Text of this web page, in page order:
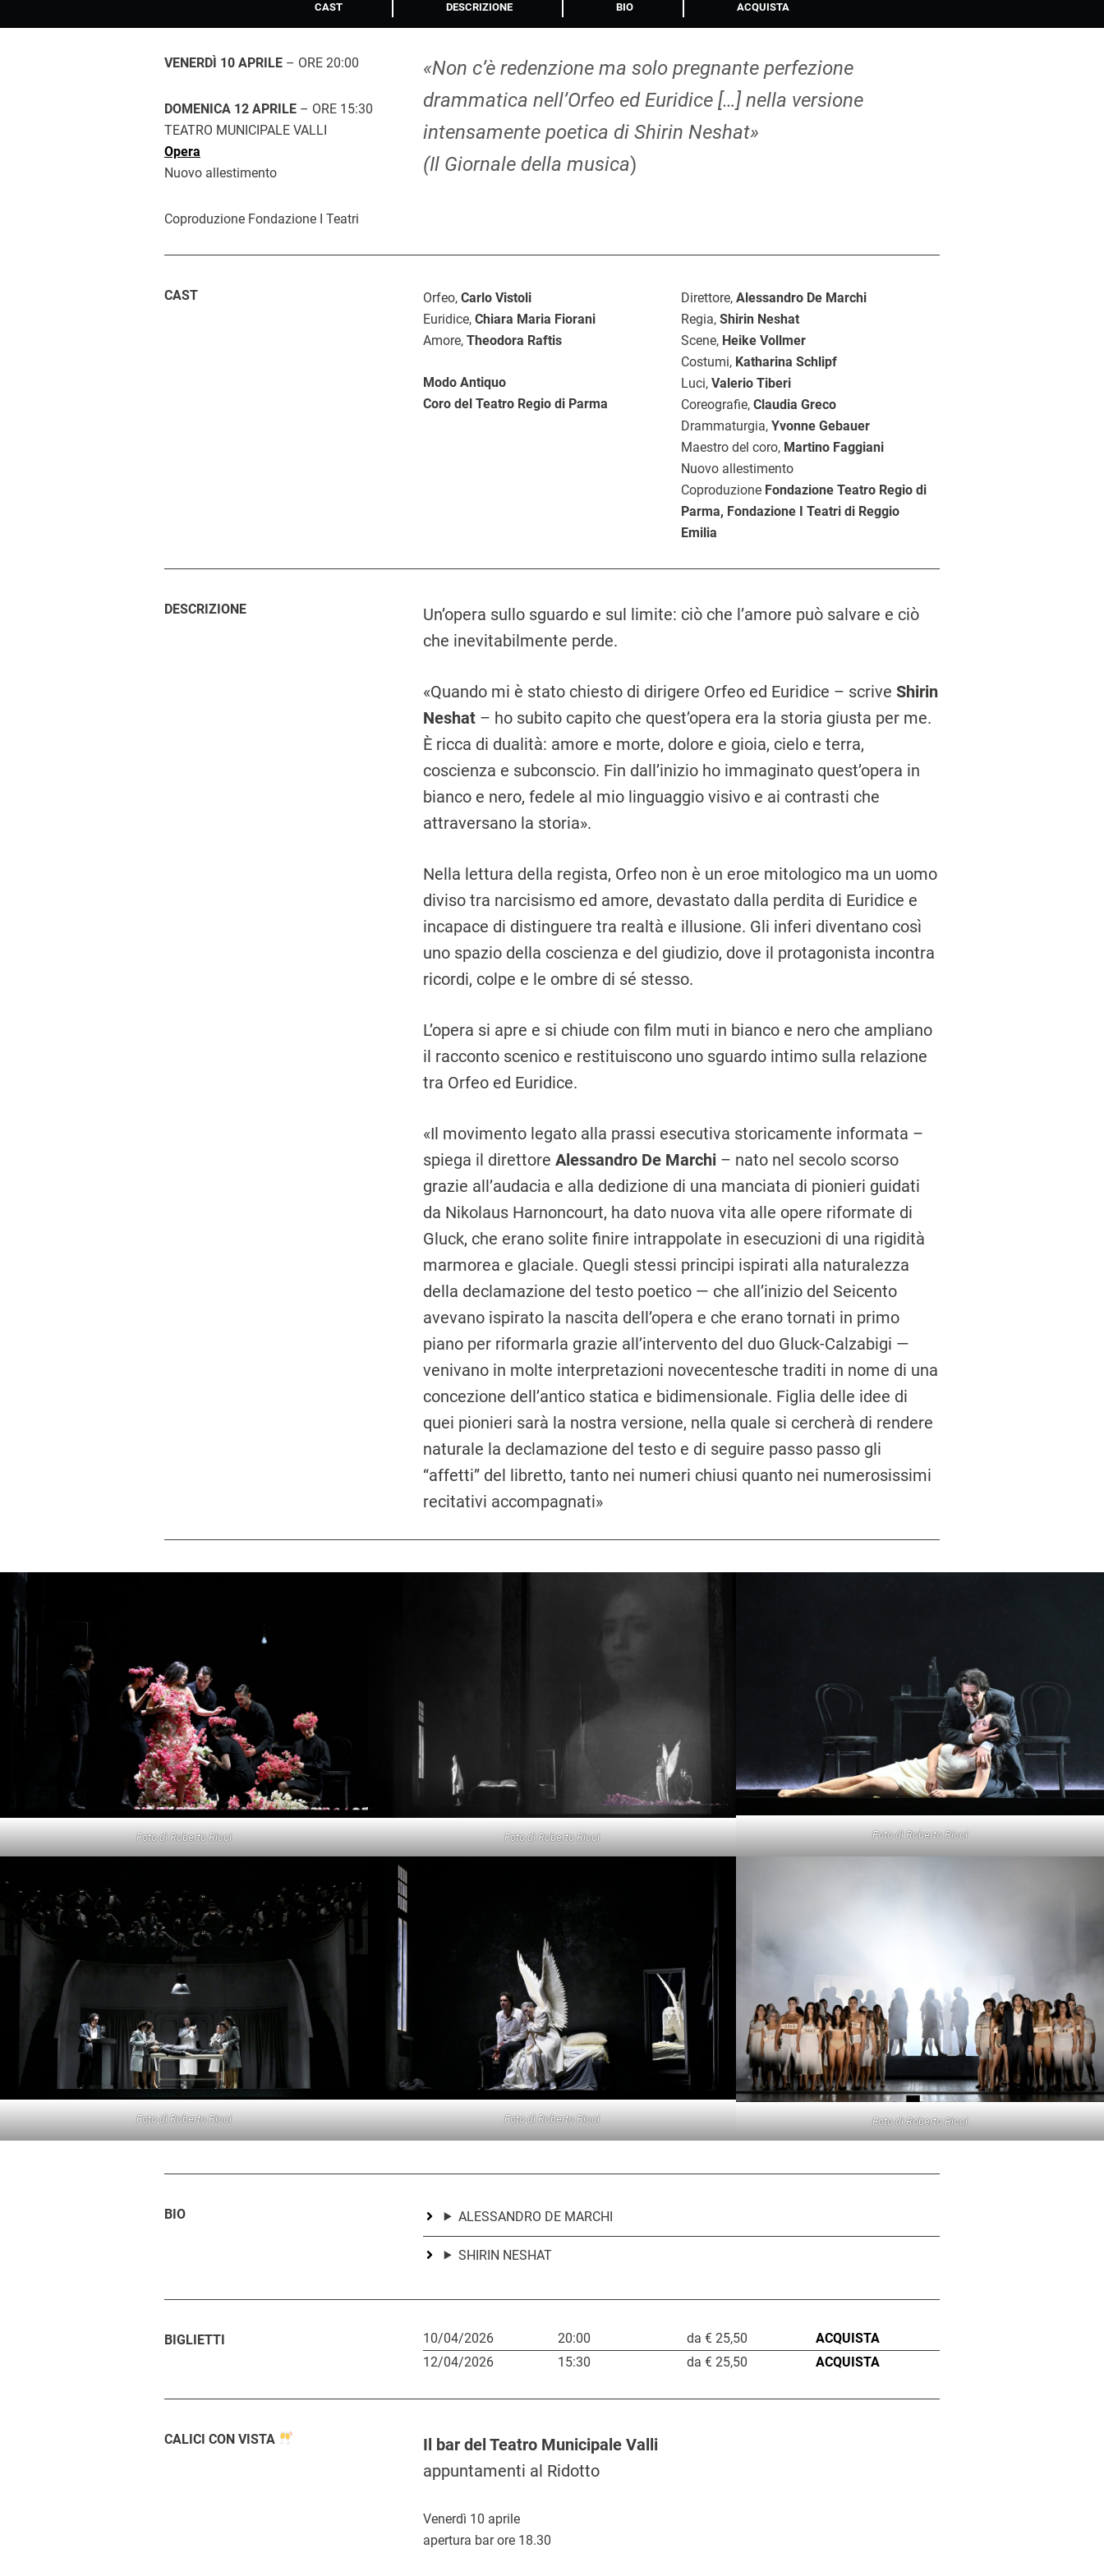
CAST DESCRIZIONE BIO ACQUISTA
VENERDÌ 10 APRILE – ORE 20:00
DOMENICA 12 APRILE – ORE 15:30
TEATRO MUNICIPALE VALLI
Opera
Nuovo allestimento
Coproduzione Fondazione I Teatri
«Non c’è redenzione ma solo pregnante perfezione
drammatica nell’Orfeo ed Euridice […] nella versione
intensamente poetica di Shirin Neshat»
(Il Giornale della musica)
CAST Orfeo, Carlo Vistoli
Euridice, Chiara Maria Fiorani
Amore, Theodora Raftis
Modo Antiquo
Coro del Teatro Regio di Parma
Direttore,Alessandro De Marchi
Regia,Shirin Neshat
Scene, Heike Vollmer
Costumi, Katharina Schlipf
Luci,Valerio Tiberi
Coreografie, Claudia Greco
Drammaturgia,Yvonne Gebauer
Maestro del coro, Martino Faggiani
Nuovo allestimento
Coproduzione Fondazione Teatro Regio di
Parma, Fondazione I Teatri di Reggio
Emilia
DESCRIZIONE
Un’opera sullo sguardo e sul limite: ciò che l’amore può salvare e ciò
che inevitabilmente perde.
«Quando mi è stato chiesto di dirigere Orfeo ed Euridice – scrive Shirin
Neshat– ho subito capito che quest’opera era la storia giusta per me.
È ricca di dualità: amore e morte, dolore e gioia, cielo e terra,
coscienza e subconscio. Fin dall’inizio ho immaginato quest’opera in
bianco e nero, fedele al mio linguaggio visivo e ai contrasti che
attraversano la storia».
Nella lettura della regista, Orfeo non è un eroe mitologico ma un uomo
diviso tra narcisismo ed amore, devastato dalla perdita di Euridice e
incapace di distinguere tra realtà e illusione. Gli inferi diventano così
uno spazio della coscienza e del giudizio, dove il protagonista incontra
ricordi, colpe e le ombre di sé stesso.
L’opera si apre e si chiude con film muti in bianco e nero che ampliano
il racconto scenico e restituiscono uno sguardo intimo sulla relazione
tra Orfeo ed Euridice.
«Il movimento legato alla prassi esecutiva storicamente informata –
spiega il direttore Alessandro De Marchi– nato nel secolo scorso
grazie all’audacia e alla dedizione di una manciata di pionieri guidati
da Nikolaus Harnoncourt, ha dato nuova vita alle opere riformate di
Gluck, che erano solite finire intrappolate in esecuzioni di una rigidità
marmorea e glaciale. Quegli stessi principi ispirati alla naturalezza
della declamazione del testo poetico — che all’inizio del Seicento
avevano ispirato la nascita dell’opera e che erano tornati in primo
piano per riformarla grazie all’intervento del duo Gluck-Calzabigi —
venivano in molte interpretazioni novecentesche traditi in nome di una
concezione dell’antico statica e bidimensionale. Figlia delle idee di
quei pionieri sarà la nostra versione, nella quale si cercherà di rendere
naturale la declamazione del testo e di seguire passo passo gli
“affetti” del libretto, tanto nei numeri chiusi quanto nei numerosissimi
recitativi accompagnati»
Foto di Roberto Ricci Foto di Roberto Ricci Foto di Roberto Ricci
Foto di Roberto Ricci Foto di Roberto Ricci Foto di Roberto Ricci
BIO ALESSANDRO DE MARCHI
SHIRIN NESHAT
BIGLIETTI
D
r
a
s
t
L
i
n
d
i
c
10/04/2026 20:00 da € 25,50
ACQUISTA
12/04/2026
15:30 da € 25,50 ACQUISTA
CALICI CON VISTA
Il bar del Teatro Municipale Valli
appuntamenti al Ridotto
Venerdì 10 aprile
apertura bar ore 18.30